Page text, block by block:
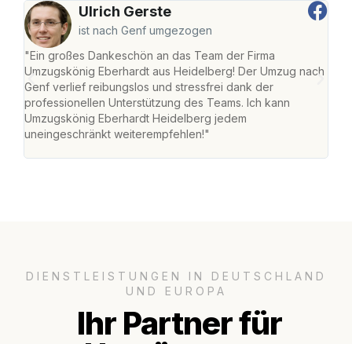
Ulrich Gerste
ist nach Genf umgezogen
"Ein großes Dankeschön an das Team der Firma
Umzugskönig Eberhardt aus Heidelberg! Der Umzug nach
Genf verlief reibungslos und stressfrei dank der
professionellen Unterstützung des Teams. Ich kann
Umzugskönig Eberhardt Heidelberg jedem
uneingeschränkt weiterempfehlen!"
DIENSTLEISTUNGEN IN DEUTSCHLAND
UND EUROPA
Ihr Partner für